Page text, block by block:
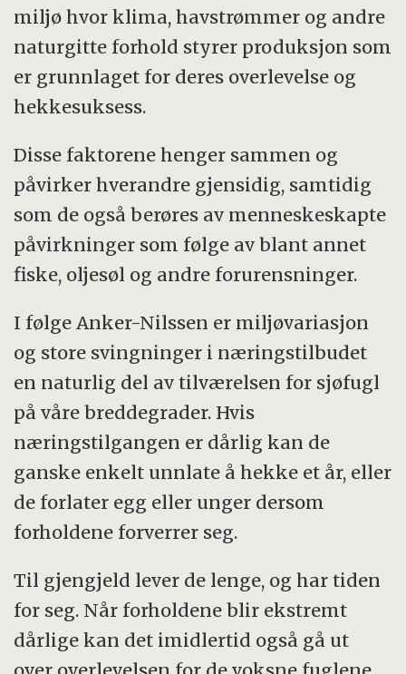
miljø hvor klima, havstrømmer og andre
naturgitte forhold styrer produksjon som
er grunnlaget for deres overlevelse og
hekkesuksess.
Disse faktorene henger sammen og
påvirker hverandre gjensidig, samtidig
som de også berøres av menneskeskapte
påvirkninger som følge av blant annet
fiske, oljesøl og andre forurensninger.
I følge Anker-Nilssen er miljøvariasjon
og store svingninger i næringstilbudet
en naturlig del av tilværelsen for sjøfugl
på våre breddegrader. Hvis
næringstilgangen er dårlig kan de
ganske enkelt unnlate å hekke et år, eller
de forlater egg eller unger dersom
forholdene forverrer seg.
Til gjengjeld lever de lenge, og har tiden
for seg. Når forholdene blir ekstremt
dårlige kan det imidlertid også gå ut